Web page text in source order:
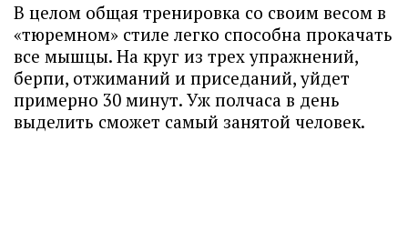
В целом общая тренировка со своим весом в
«тюремном» стиле легко способна прокачать
все мышцы. На круг из трех упражнений,
берпи, отжиманий и приседаний, уйдет
примерно 30 минут. Уж полчаса в день
выделить сможет самый занятой человек.